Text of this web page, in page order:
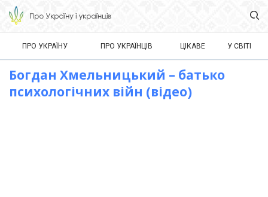
ПРО УКРАЇНУ ПРО УКРАЇНЦІВ ЦІКАВЕ У СВІТІ
Богдан Хмельницький – батько
психологічних війн (відео)